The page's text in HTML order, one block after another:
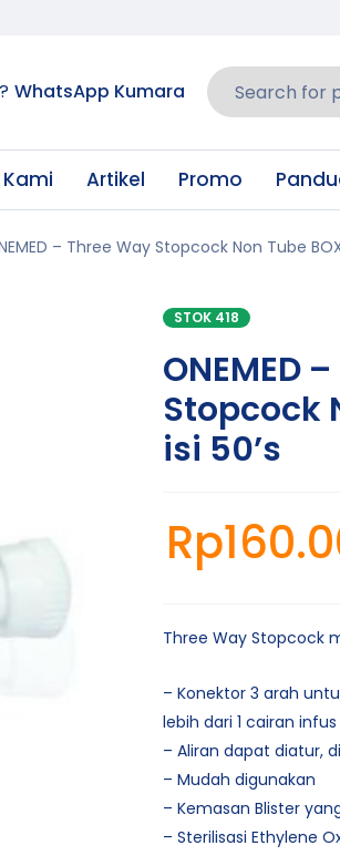
WhatsApp Kumara
Artikel Promo
– Three Way Stopcock Non Tube
STOK 418
ONEMED
Stopcock
isi 50’s
Rp
Three Way Stopcock
– Konektor 3 arah
lebih dari 1 cairan
– Aliran dapat diatur,
– Mudah digunakan
– Kemasan Blister
– Sterilisasi Ethylene